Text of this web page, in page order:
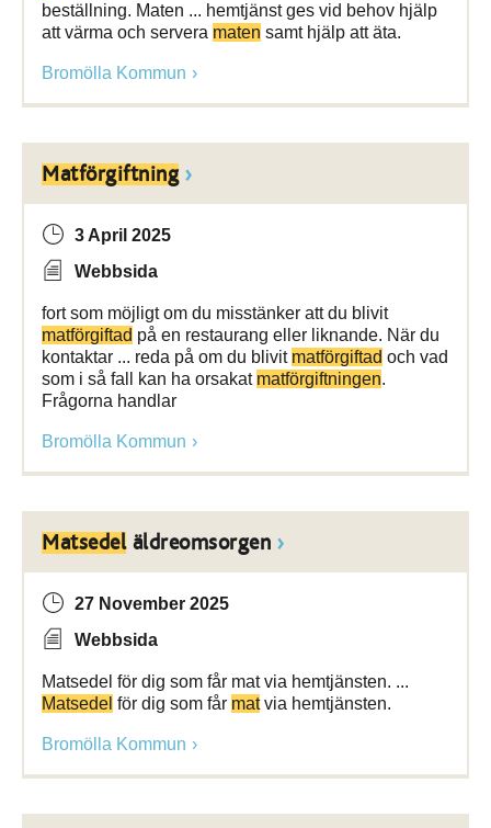
beställning. Maten ... hemtjänst ges vid behov hjälp
att värma och servera maten samt hjälp att äta.
Bromölla Kommun
Matförgiftning
3 April 2025
Webbsida
fort som möjligt om du misstänker att du blivit
matförgiftad på en restaurang eller liknande. När du
kontaktar ... reda på om du blivit matförgiftad och vad
som i så fall kan ha orsakat matförgiftningen.
Frågorna handlar
Bromölla Kommun
Matsedeläldreomsorgen
27 November 2025
Webbsida
Matsedel för dig som får mat via hemtjänsten. ...
Matsedel för dig som får matvia hemtjänsten.
Bromölla Kommun